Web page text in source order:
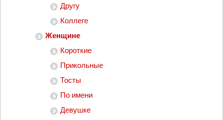
Другу
Коллеге
Женщине
Короткие
Прикольные
Тосты
По имени
Девушке